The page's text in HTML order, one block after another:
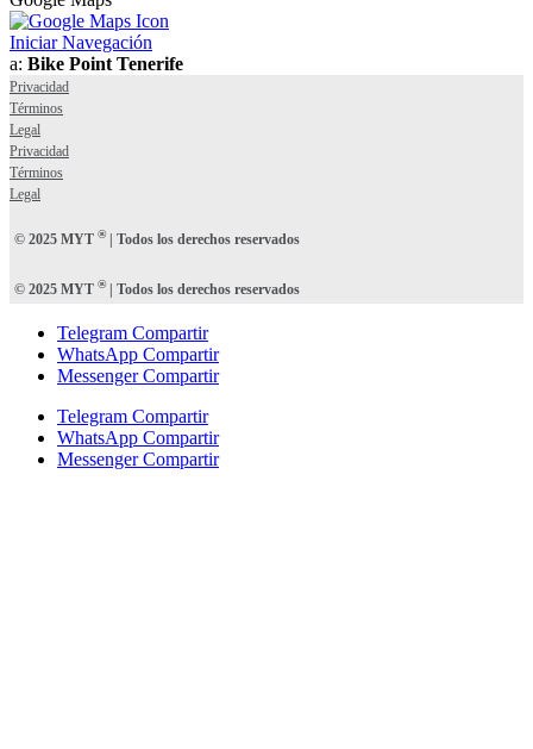
Iniciar Navegación
a: Bike Point Tenerife
Privacidad
Términos
Legal
Privacidad
Términos
Legal
© 2025 MYT ®| Todos los derechos reservados
© 2025 MYT ®| Todos los derechos reservados
Telegram Compartir
WhatsApp Compartir
Messenger Compartir
Telegram Compartir
WhatsApp Compartir
Messenger Compartir